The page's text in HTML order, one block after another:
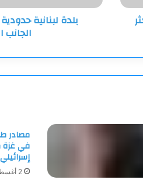
بلدة لبنانية
في غزة
2 أغسطس، 2026